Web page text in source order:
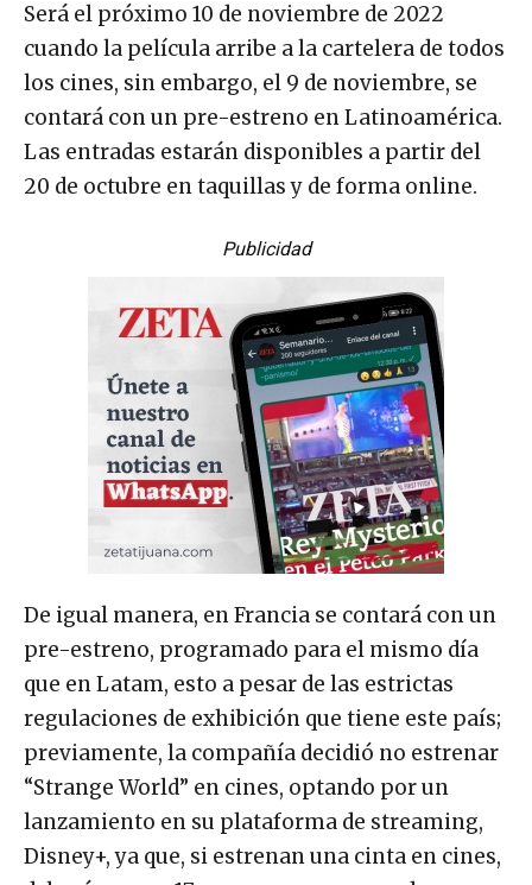
Será el próximo 10 de noviembre de 2022
cuando la película arribe a la cartelera de todos
los cines, sin embargo, el 9 de noviembre, se
contará con un pre-estreno en Latinoamérica.
Las entradas estarán disponibles a partir del
20 de octubre en taquillas y de forma online.
Publicidad
De igual manera, en Francia se contará con un
pre-estreno, programado para el mismo día
que en Latam, esto a pesar de las estrictas
regulaciones de exhibición que tiene este país;
previamente, la compañía decidió no estrenar
“Strange World” en cines, optando por un
lanzamiento en su plataforma de streaming,
Disney+, ya que, si estrenan una cinta en cines,